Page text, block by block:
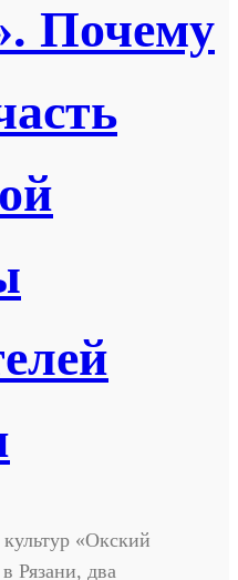
Почему
«Окский
Рязани, два